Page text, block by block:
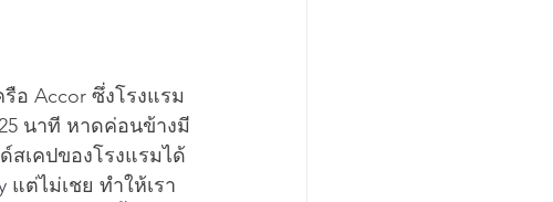
อ Accor ซึ่งโรงแรม
นาที หาดค่อนข้างมี
เคปของโรงแรมได้
แต่ไม่เชย ทำให้เรา